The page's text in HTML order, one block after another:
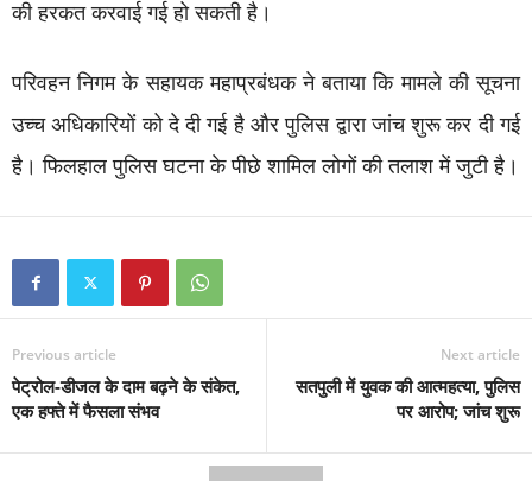
की हरकत करवाई गई हो सकती है।
परिवहन निगम के सहायक महाप्रबंधक ने बताया कि मामले की सूचना
उच्च अधिकारियों को दे दी गई है और पुलिस द्वारा जांच शुरू कर दी गई
है। फिलहाल पुलिस घटना के पीछे शामिल लोगों की तलाश में जुटी है।
Previous article
पेट्रोल-डीजल के दाम बढ़ने के संकेत,
एक हफ्ते में फैसला संभव
Next article
सतपुली में युवक की आत्महत्या, पुलिस
पर आरोप; जांच शुरू